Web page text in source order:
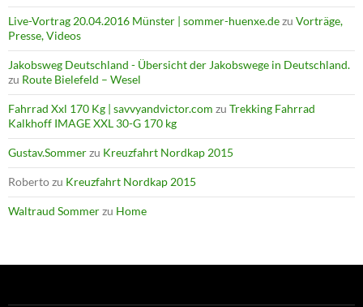
Live-Vortrag 20.04.2016 Münster | sommer-huenxe.dezu Vorträge,
Presse, Videos
Jakobsweg Deutschland - Übersicht der Jakobswege in Deutschland.
zu Route Bielefeld – Wesel
Fahrrad Xxl 170 Kg | savvyandvictor.com zu Trekking Fahrrad
Kalkhoff IMAGE XXL 30-G 170 kg
Gustav.Sommerzu Kreuzfahrt Nordkap 2015
Robertozu Kreuzfahrt Nordkap 2015
Waltraud Sommerzu Home